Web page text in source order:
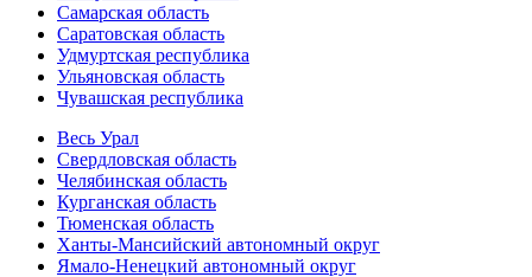
Самарская область
Саратовская область
Удмуртская республика
Ульяновская область
Чувашская республика
Весь Урал
Свердловская область
Челябинская область
Курганская область
Тюменская область
Ханты-Мансийский автономный округ
Ямало-Ненецкий автономный округ